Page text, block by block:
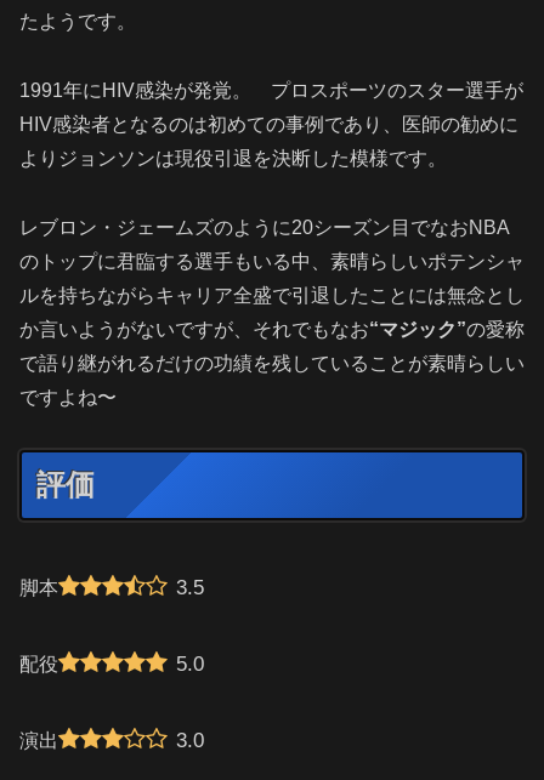
たようです。
1991年にHIV感染が発覚。 プロスポーツのスター選手が
HIV感染者となるのは初めての事例であり、医師の勧めに
よりジョンソンは現役引退を決断した模様です。
レブロン・ジェームズのように20シーズン目でなおNBA
のトップに君臨する選手もいる中、素晴らしいポテンシャ
ルを持ちながらキャリア全盛で引退したことには無念とし
か言いようがないですが、それでもなお“マジック”の愛称
で語り継がれるだけの功績を残していることが素晴らしい
ですよね〜
評価
脚本 3.5
配役 5.0
演出 3.0